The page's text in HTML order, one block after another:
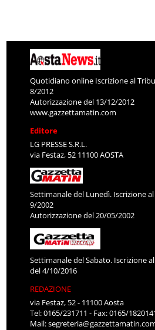
Quotidiano online Iscrizione al
8/2012
Autorizzazione del 13/12/2012
www.gazzettamatin.com
Editore
LG PRESSE S.R.L.
via Festaz, 52 11100 AOSTA
Settimanale del Lunedì. Iscrizione
9/2002
Autorizzazione del 20/05/2002
Settimanale del Sabato. Iscrizione
del 4/10/2016
REDAZIONE
via Festaz, 52 - 11100 Aosta
Tel: 0165/231711 - Fax: 0165/
Mail: